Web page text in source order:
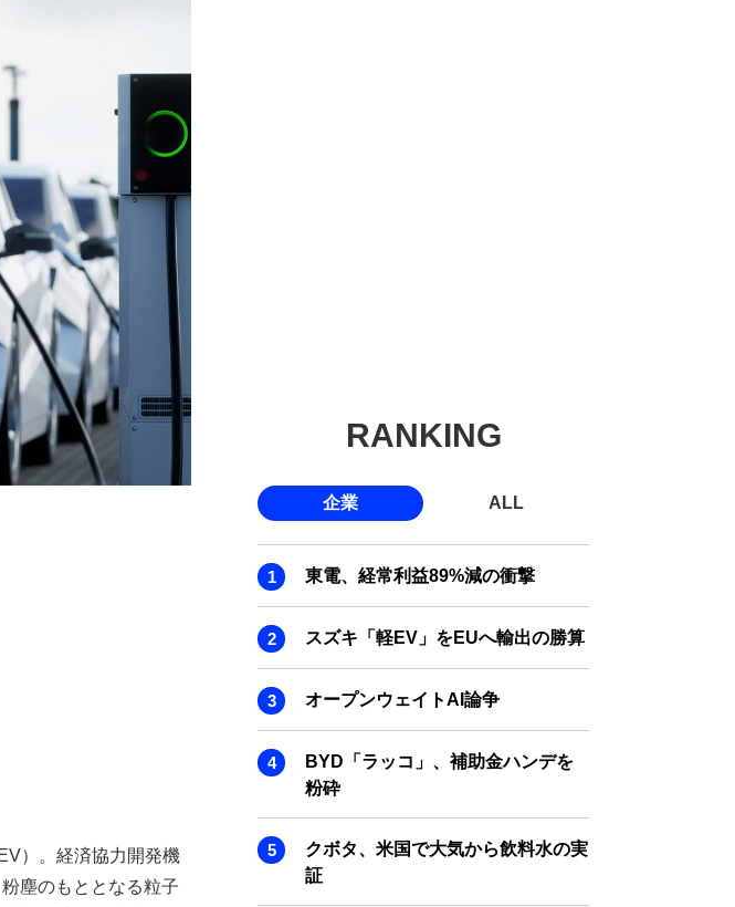
）。経済協力開発機
塵のもととなる粒子
RANKING
企業 ALL
東電、経常利益89%減の衝撃
スズキ「軽EV」をEUへ輸出の勝算
オープンウェイトAI論争
BYD「ラッコ」、補助金ハンデを
粉砕
クボタ、米国で大気から飲料水の実
証